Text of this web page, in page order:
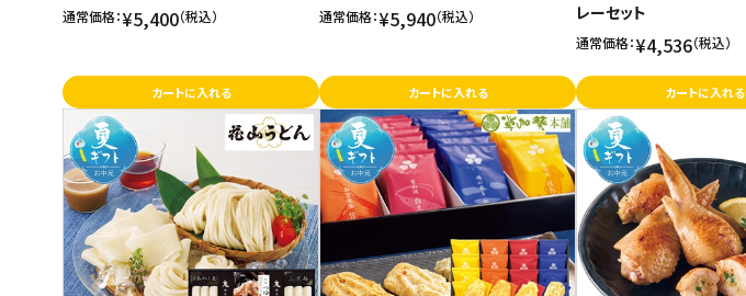
通常価格：¥5,400（税込）
カートに入れる
通常価格：¥5,940（税込）
カートに入れる
レーセット
通常価格：¥4,536（税込）
カートに入れる